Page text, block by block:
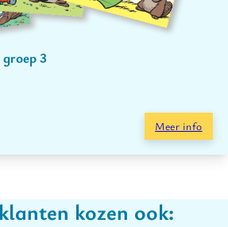
3
Meer info
kozen ook: